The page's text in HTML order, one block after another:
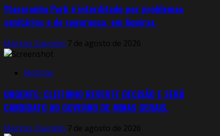
Ytacaranha Park é interditado por problemas
sanitários e de segurança, em Aquiraz.
Markos Zaurelio 7 de agosto de 2026
Notícias
URGENTE: CLEITINHO REVERTE DECISÃO E SERÁ
CANDIDATO AO GOVERNO DE MINAS GERAIS.
Markos Zaurelio 7 de agosto de 2026